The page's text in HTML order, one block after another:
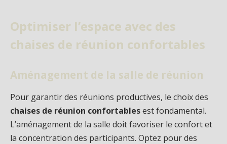
Optimiser l’espace avec des
chaises de réunion confortables
Aménagement de la salle de réunion
Pour garantir des réunions productives, le choix des
chaises de réunion confortablesest fondamental.
L’aménagement de la salle doit favoriser le confort et
la concentration des participants. Optez pour des